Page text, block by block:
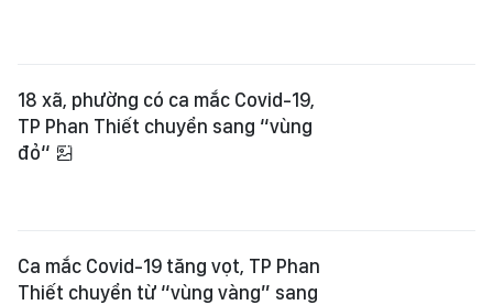
18 xã, phường có ca mắc Covid-19,
TP Phan Thiết chuyển sang “vùng
đỏ“
Ca mắc Covid-19 tăng vọt, TP Phan
Thiết chuyển từ “vùng vàng” sang